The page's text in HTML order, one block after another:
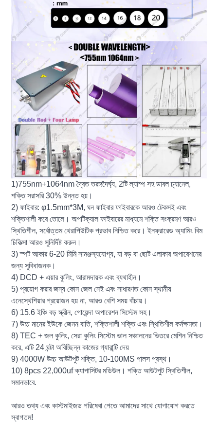
1)755nm+1064nm দ্বৈত তরঙ্গদৈর্ঘ্য, 2টি ল্যাম্প সহ ডাবল চ্যানেল,
শক্তি সরাসরি 30% উন্নত হয়।
2) ফাইবার: φ1.5mm*3M, ঘন ফাইবার ফাইবারকে আরও টেকসই এবং
শক্তিশালী করে তোলে। অপটিক্যাল ফাইবারের মাধ্যমে শক্তি সংক্রমণ আরও
স্থিতিশীল, সর্বোত্তম থেরাপিউটিক প্রভাব নিশ্চিত করে। ইনফ্রারেড অ্যামিং বিম
চিকিত্সা আরও সুনির্দিষ্ট করুন।
3) স্পট আকার 6-20 মিমি সামঞ্জস্যযোগ্য, যা বড় বা ছোট এলাকার অপারেশনের
জন্য সুবিধাজনক।
4) DCD + এয়ার কুলিং, আরামদায়ক এবং ব্যথাহীন।
5) প্রয়োগ করার জন্য কোন জেল নেই এবং সাধারণত কোন স্থানীয়
এনেস্থেশিয়ার প্রয়োজন হয় না, আরও বেশি সময় বাঁচায়।
6) 15.6 ইঞ্চি বড় স্ক্রীন, গোয়েন্দা অপারেশন সিস্টেম সহ।
7) উচ্চ মানের ইউকে জেনন বাতি, শক্তিশালী শক্তি এবং স্থিতিশীল কর্মক্ষমতা।
8) TEC + জল কুলিং, সেরা কুলিং সিস্টেম ভাল সঞ্চালনের ভিতরে মেশিন নিশ্চিত
করে, এটি 24 ঘন্টা অবিচ্ছিন্ন কাজের গ্যারান্টি দেয়
9) 4000W উচ্চ আউটপুট শক্তি, 10-100MS পালস প্রস্থ।
10) 8pcs 22,000uf ক্যাপাসিটর মডিউল। শক্তি আউটপুট স্থিতিশীল,
সমানভাবে.
আরও তথ্য এবং কাস্টমাইজড পরিষেবা পেতে আমাদের সাথে যোগাযোগ করতে
স্বাগতম!